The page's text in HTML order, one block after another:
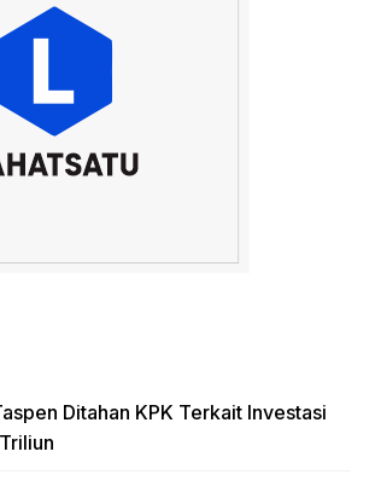
Ditahan KPK Terkait Investasi